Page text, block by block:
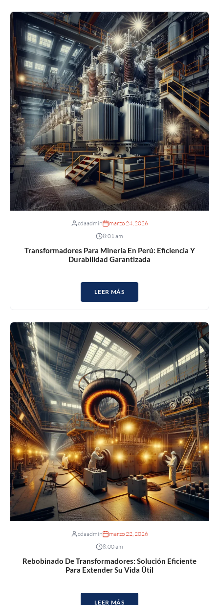
cdaadmin
marzo 24, 2026
8:01 am
Transformadores Para Minería En Perú: Eficiencia Y
Durabilidad Garantizada
LEER MÁS
cdaadmin
marzo 22, 2026
8:00 am
Rebobinado De Transformadores: Solución Eficiente
Para Extender Su Vida Útil
LEER MÁS